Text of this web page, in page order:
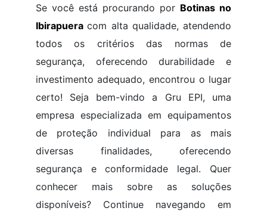
Se você está procurando por Botinas no
Ibirapueracom alta qualidade, atendendo
todos os critérios das normas de
segurança, oferecendo durabilidade e
investimento adequado, encontrou o lugar
certo! Seja bem-vindo a Gru EPI, uma
empresa especializada em equipamentos
de proteção individual para as mais
diversas finalidades, oferecendo
segurança e conformidade legal. Quer
conhecer mais sobre as soluções
disponíveis? Continue navegando em